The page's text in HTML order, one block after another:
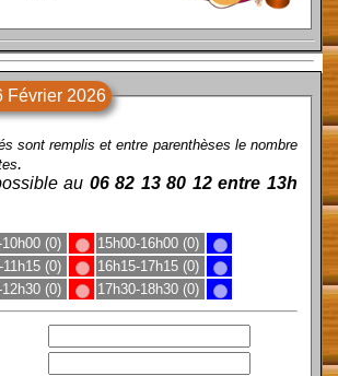
Février 2026
sont remplis et entre parenthèses le nombre
.
au 06 82 13 80 12 entre 13h
(0)
15h00-16h00 (0)
11h15 (0)
16h15-17h15 (0)
12h30 (0)
17h30-18h30 (0)